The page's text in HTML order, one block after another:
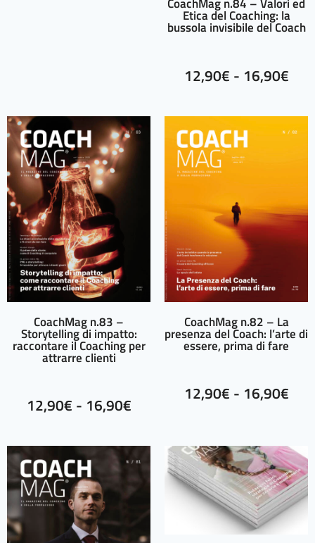
CoachMag n.84 – Valori ed
Etica del Coaching: la
bussola invisibile del Coach
12,90€ - 16,90€
CoachMag n.83 –
Storytelling di impatto:
raccontare il Coaching per
attrarre clienti
12,90€ - 16,90€
CoachMag n.82 – La
presenza del Coach: l’arte di
essere, prima di fare
12,90€ - 16,90€